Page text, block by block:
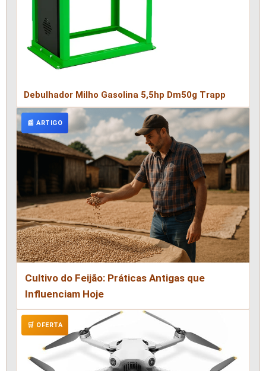
Debulhador Milho Gasolina 5,5hp Dm50g Trapp
📰 ARTIGO
Cultivo do Feijão: Práticas Antigas que
Influenciam Hoje
🛒 OFERTA